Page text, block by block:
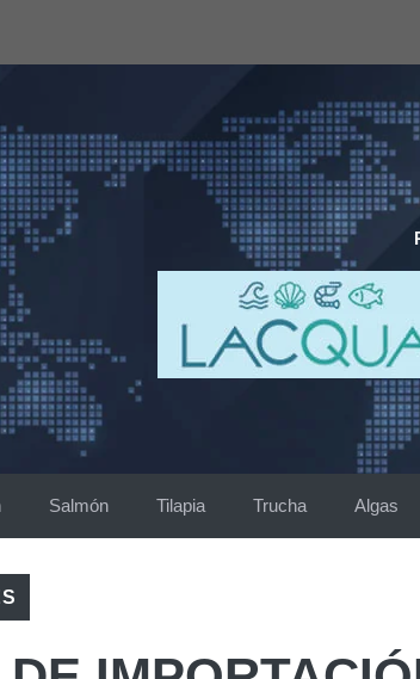
Salmón Tilapia Trucha Algas